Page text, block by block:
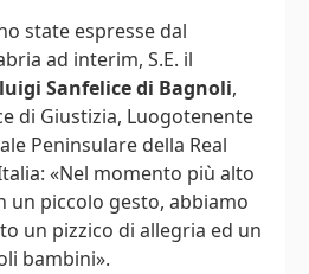
state espresse dal
ad interim, S.E. il
Sanfelice di Bagnoli,
di Giustizia, Luogotenente
Peninsulare della Real
«Nel momento più alto
un piccolo gesto, abbiamo
un pizzico di allegria ed un
bambini».